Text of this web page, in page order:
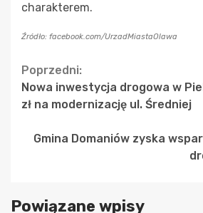
charakterem.
Źródło: facebook.com/UrzadMiastaOlawa
Continue
Reading
Poprzedni:
Nowa inwestycja drogowa w
zł na modernizację ul. Średniej
Gmina Domaniów zyska
Powiązane wpisy